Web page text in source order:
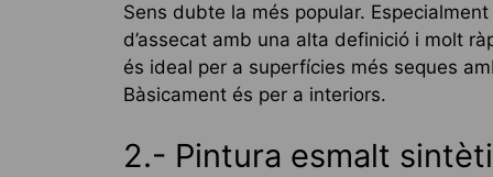
Sens dubte la més popular.
d’assecat amb una alta definició i molt
és ideal per a superfícies més seques
Bàsicament és per a interiors.
2.- Pintura esmalt